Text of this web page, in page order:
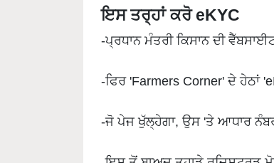
-ਪ੍ਰਧਾਨ ਮੰਤਰੀ ਕਿਸਾਨ ਦੀ ਵੈੱਬਸਾਈਟ